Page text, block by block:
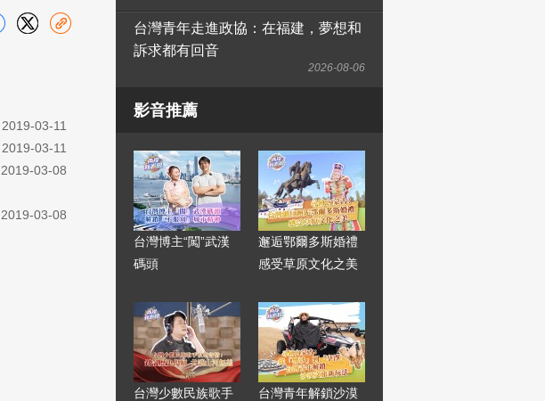
2019-03-11
2019-03-11
2019-03-08
2019-03-08
台灣青年走進政協：在福建，夢想和
訴求都有回音
2026-08-06
影音推薦
台灣博主“闖”武漢
碼頭
邂逅鄂爾多斯婚禮
感受草原文化之美
台灣少數民族歌手
台灣青年解鎖沙漠